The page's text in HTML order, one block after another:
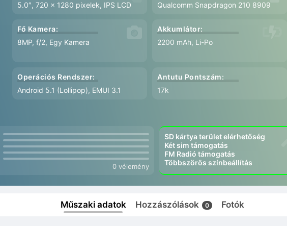
5.0″, 720 x 1280 pixelek, IPS LCD
Qualcomm Snapdragon 210 8909
Fő Kamera:
8MP, f/2, Egy Kamera
Akkumlátor:
2200 mAh, Li-Po
Operációs Rendszer:
Android 5.1 (Lollipop), EMUI 3.1
Antutu Pontszám:
17k
0 vélemény
SD kártya terület elérhetőség
Két sim támogatás
FM Radió támogatás
Többszörös színbeállítás
Műszaki adatok Hozzászólások 0 Fotók